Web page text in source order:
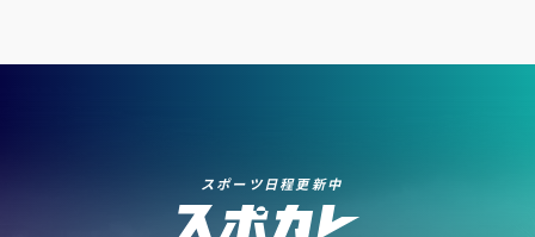
スポーツ日程更新中